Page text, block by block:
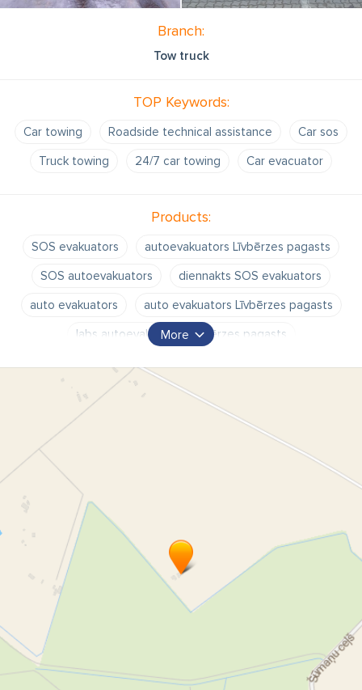
Branch:
Tow truck
TOP Keywords:
Car towing Roadside technical assistance
Car sos
Truck towing
24/7 car towing Car evacuator
Products:
SOS evakuators
autoevakuators Līvbērzes pagasts
SOS autoevakuators
diennakts SOS evakuators
auto evakuators
auto evakuators Līvbērzes pagasts
labs autoevakuators Līvbērzes pagasts
auto evakuēšana
auto pārvietošana
auto palīdzība uz ceļa
auto palīdzība uz ielas
auto tehniskā palīdzība uz ceļa
evakuatora pakalpojumi
evakuatora palīdzība
automašīnu transportēšana
automašīnu ievilkšana
automašīnu izvilkšana no grāvja
automašīnu labošana uz ceļa
automašīnu pārvietošana
avarējušu automašīnu transportēšana
More